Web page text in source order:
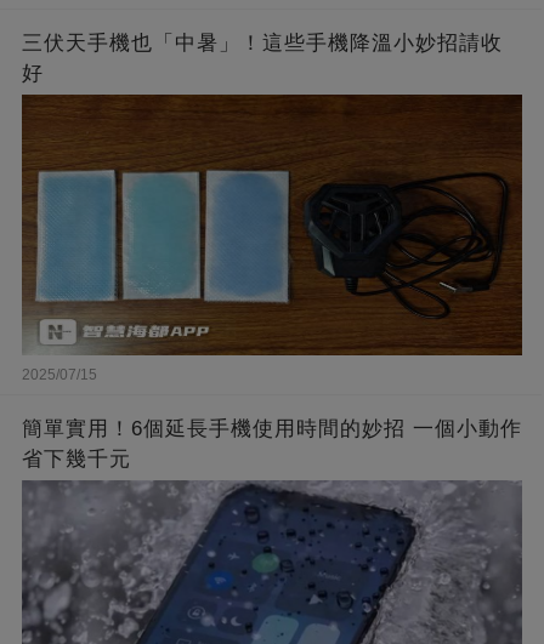
三伏天手機也「中暑」！這些手機降溫小妙招請收
好
2025/07/15
簡單實用！6個延長手機使用時間的妙招 一個小動作
省下幾千元